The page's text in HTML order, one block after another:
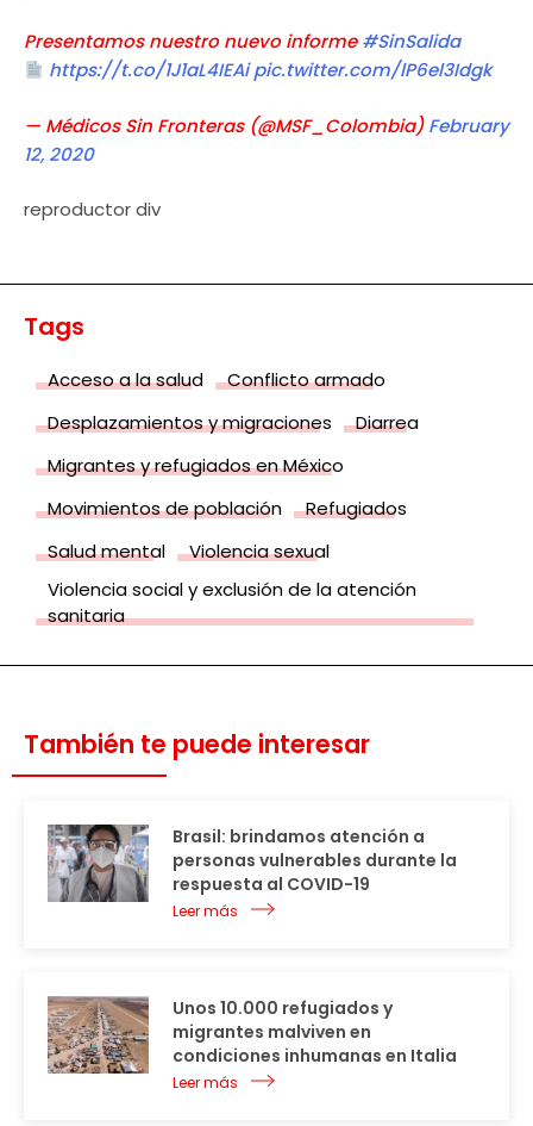
Presentamos nuestro nuevo informe#SinSalida
https://t.co/1J1aL4IEAi pic.twitter.com/lP6el3Idgk
— Médicos Sin Fronteras (@MSF_Colombia)February
12, 2020
reproductor div
Tags
Acceso a la salud
Conflicto armado
Desplazamientos y migraciones
Diarrea
Migrantes y refugiados en México
Movimientos de población
Refugiados
Salud mental
Violencia sexual
Violencia social y exclusión de la atención
sanitaria
También te puede interesar
Brasil: brindamos atención a
personas vulnerables durante la
respuesta al COVID-19
Leer más
Unos 10.000 refugiados y
migrantes malviven en
condiciones inhumanas en Italia
Leer más